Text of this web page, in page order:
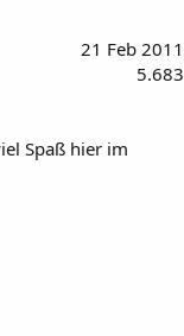
21 Feb 2011
5.683
Spaß hier im